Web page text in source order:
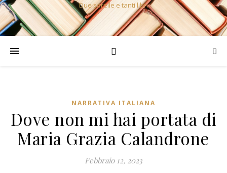
Due sorelle e tanti libri
NARRATIVA ITALIANA
Dove non mi hai portata di
Maria Grazia Calandrone
Febbraio 12, 2023